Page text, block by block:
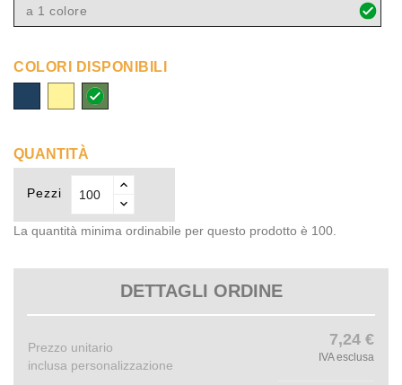
a 1 colore
COLORI DISPONIBILI
verde
militare
QUANTITÀ
Pezzi
La quantità minima ordinabile per questo prodotto è 100.
DETTAGLI ORDINE
Prezzo unitario
inclusa personalizzazione
7,24 €
IVA esclusa